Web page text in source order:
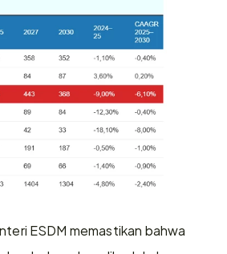
ESDM memastikan bahwa